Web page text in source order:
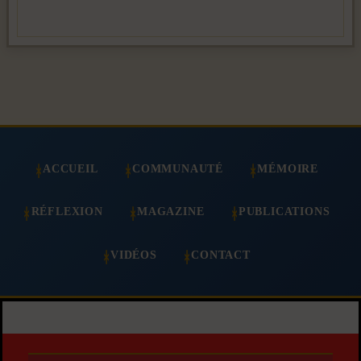
ACCUEIL COMMUNAUTÉ MÉMOIRE
RÉFLEXION MAGAZINE PUBLICATIONS
VIDÉOS CONTACT